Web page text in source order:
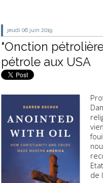
jeudi 06 juin 2019
"Onction
pétrole aux USA
de